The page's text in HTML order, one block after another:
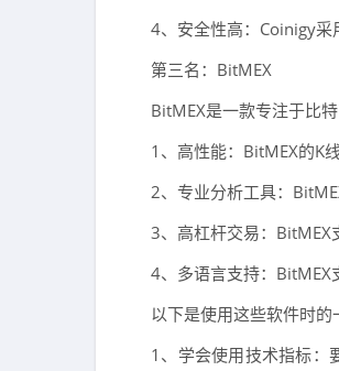
4、安全性高：Coinigy采
第三名：BitMEX
BitMEX是一款专注于比
1、高性能：BitMEX的K
2、专业分析工具：
3、高杠杆交易：BitMEX
4、多语言支持：BitMEX
以下是使用这些软件时的
1、学会使用技术指标：